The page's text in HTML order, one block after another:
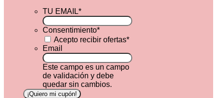
TU EMAIL*
Consentimiento*
Acepto recibir ofertas*
Email
Este campo es un campo
de validación y debe
quedar sin cambios.